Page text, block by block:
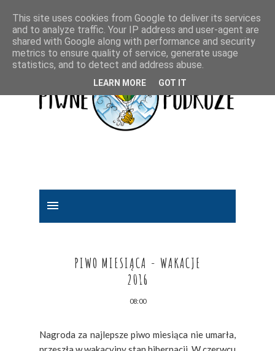
PIWO MIESIĄCA - WAKACJE
2016
08:00
Nagroda za najlepsze piwo miesiąca nie umarła,
This site uses cookies from Google to deliver its services
and to analyze traffic. Your IP address and user-agent are
shared with Google along with performance and security
metrics to ensure quality of service, generate usage
statistics, and to detect and address abuse.
LEARN MORE GOT IT